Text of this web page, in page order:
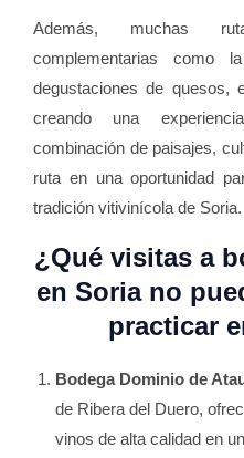
Además, muchas
complementarias como
degustaciones de quesos,
creando una
combinación de paisajes,
ruta en una oportunidad
tradición vitivinícola de Soria.
¿Qué visitas a
en Soria no
practicar
Bodega Dominio de
de Ribera del Duero,
vinos de alta calidad en